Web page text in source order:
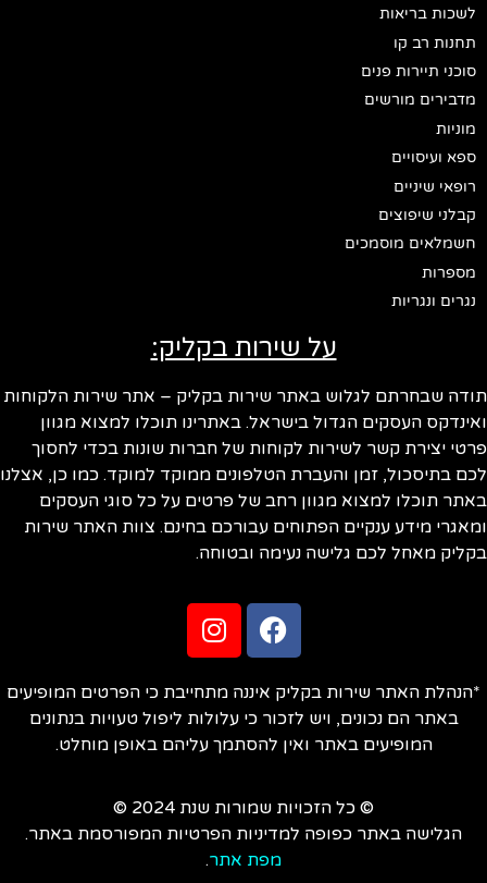
לשכות בריאות
תחנות רב קו
סוכני תיירות פנים
מדבירים מורשים
מוניות
ספא ועיסויים
רופאי שיניים
קבלני שיפוצים
חשמלאים מוסמכים
מספרות
נגרים ונגריות
על שירות בקליק:
שבחרתם לגלוש באתר שירות בקליק – אתר שירות הלקוחות
העסקים הגדול בישראל. באתרינו תוכלו למצוא מגוון
יצירת קשר לשירות לקוחות של חברות שונות בכדי לחסוך
בתיסכול, זמן והעברת הטלפונים ממוקד למוקד. כמו כן, אצלנו
תוכלו למצוא מגוון רחב של פרטים על כל סוגי העסקים
מידע ענקיים הפתוחים עבורכם בחינם. צוות האתר שירות
מאחל לכם גלישה נעימה ובטוחה.
האתר שירות בקליק איננה מתחייבת כי הפרטים המופיעים
באתר הם נכונים, ויש לזכור כי עלולות ליפול טעויות בנתונים
המופיעים באתר ואין להסתמך עליהם באופן מוחלט.
© כל הזכויות שמורות שנת 2024 ©
הגלישה באתר כפופה למדיניות הפרטיות המפורסמת באתר.
מפת אתר.